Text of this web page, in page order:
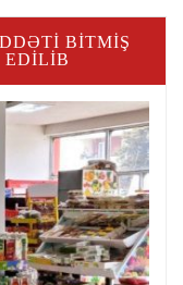
BITMIŞ
EDILIB